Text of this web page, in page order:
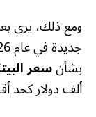
ومع ذلك، يرى
بشأنسعر
ألف دولار كحد